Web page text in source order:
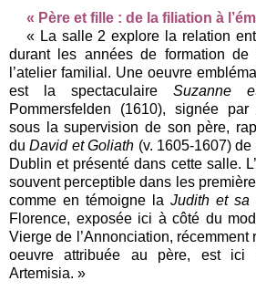
« Père et fille : de la filiation à
« La salle 2 explore la relation
durant les années de formation
l’atelier familial. Une oeuvre
est la spectaculaire Suzanne
Pommersfelden (1610), signée
sous la supervision de son père,
duDavid et Goliath (v. 1605-1607)
Dublin et présenté dans cette salle.
souvent perceptible dans les
comme en témoigne la Judith et sa
Florence, exposée ici à côté du
Vierge de l’Annonciation, récemment
oeuvre attribuée au père, est ici
Artemisia. »